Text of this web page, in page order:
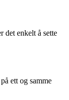
det enkelt å sette
ett og samme